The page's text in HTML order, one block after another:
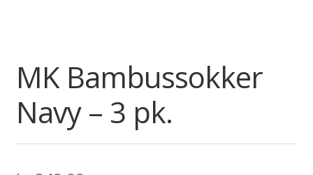
MK Bambussokker
Navy – 3 pk.